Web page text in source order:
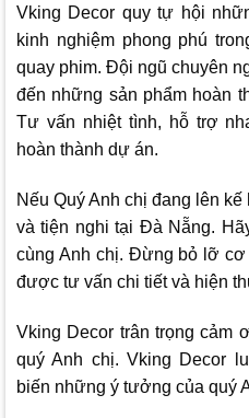
Vking Decor quy tự hội
kinh nghiệm phong phú
quay phim. Đội ngũ chuyên
đến những sản phẩm hoàn
Tư vấn nhiệt tình, hỗ trợ
hoàn thành dự án.
Nếu Quý Anh chị đang lên
và tiện nghi tại Đà Nẵng.
cùng Anh chị. Đừng bỏ lỡ
được tư vấn chi tiết và hiện
Vking Decor trân trọng cảm
quý Anh chị. Vking Decor
biến những ý tưởng của quý